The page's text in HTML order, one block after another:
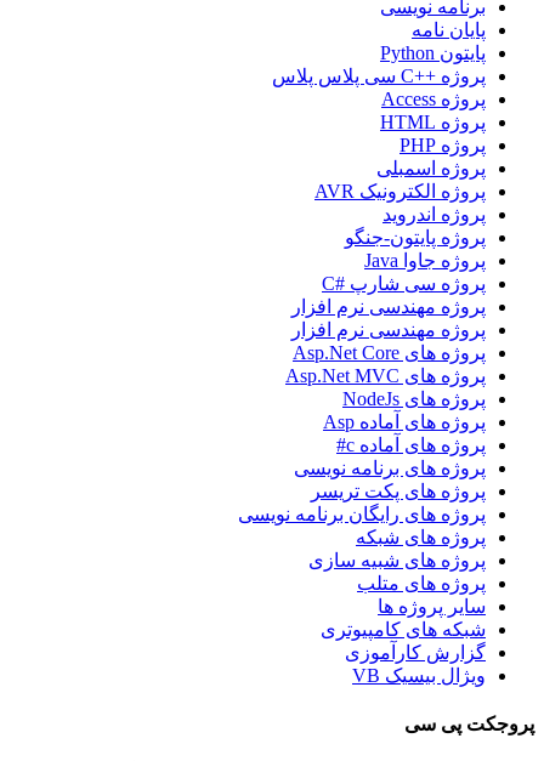
برنامه نویسی
پایان نامه
پایتون Python
پروژه ++C سی پلاس پلاس
پروژه Access
پروژه HTML
پروژه PHP
پروژه اسمبلی
پروژه الکترونیک AVR
پروژه اندروید
پروژه پایتون-جنگو
پروژه جاوا Java
پروژه سی شارپ #C
پروژه مهندسی نرم افزار
پروژه مهندسی نرم افزار
پروژه های Asp.Net Core
پروژه های Asp.Net MVC
پروژه های NodeJs
پروژه های آماده Asp
پروژه های آماده c#
پروژه های برنامه نویسی
پروژه های پکت تریسر
پروژه های رایگان برنامه نویسی
پروژه های شبکه
پروژه های شبیه سازی
پروژه های متلب
سایر پروژه ها
شبکه های کامپیوتری
گزارش کارآموزی
ویژال بیسیک VB
پروجکت پی سی